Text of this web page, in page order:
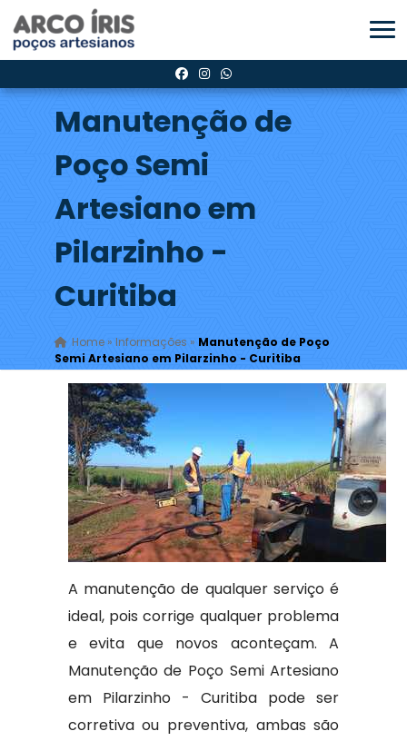
Manutenção de
Poço Semi
Artesiano em
Pilarzinho -
Curitiba
Home» Informações » Manutenção de Poço
Semi Artesiano em Pilarzinho - Curitiba
A manutenção de qualquer serviço é
ideal, pois corrige qualquer problema
e evita que novos aconteçam. A
Manutenção de Poço Semi Artesiano
em Pilarzinho - Curitiba pode ser
corretiva ou preventiva, ambas são